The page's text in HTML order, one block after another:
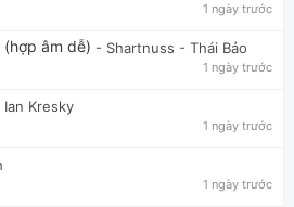
1 ngày trước
âm dễ) - Shartnuss - Thái Bảo
1 ngày trước
Ian Kresky
1 ngày trước
1 ngày trước